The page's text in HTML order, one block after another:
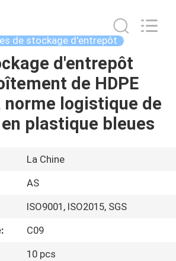
de stockage d'entrepôt
d'entrepôt
de HDPE
norme logistique de
plastique bleues
La Chine
AS
ISO9001, ISO2015, SGS
C09
10 pcs